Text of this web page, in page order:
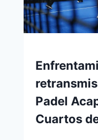
Padel
Cuartos